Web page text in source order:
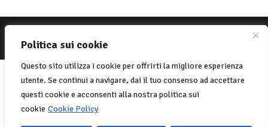
Politica sui cookie
Questo sito utilizza i cookie per offrirti la migliore esperienza
utente. Se continui a navigare, dai il tuo consenso ad accettare
questi cookie e acconsenti alla nostra politica sui
cookie Cookie Policy
Italiano English Inglese)
Français(Francese)
Português